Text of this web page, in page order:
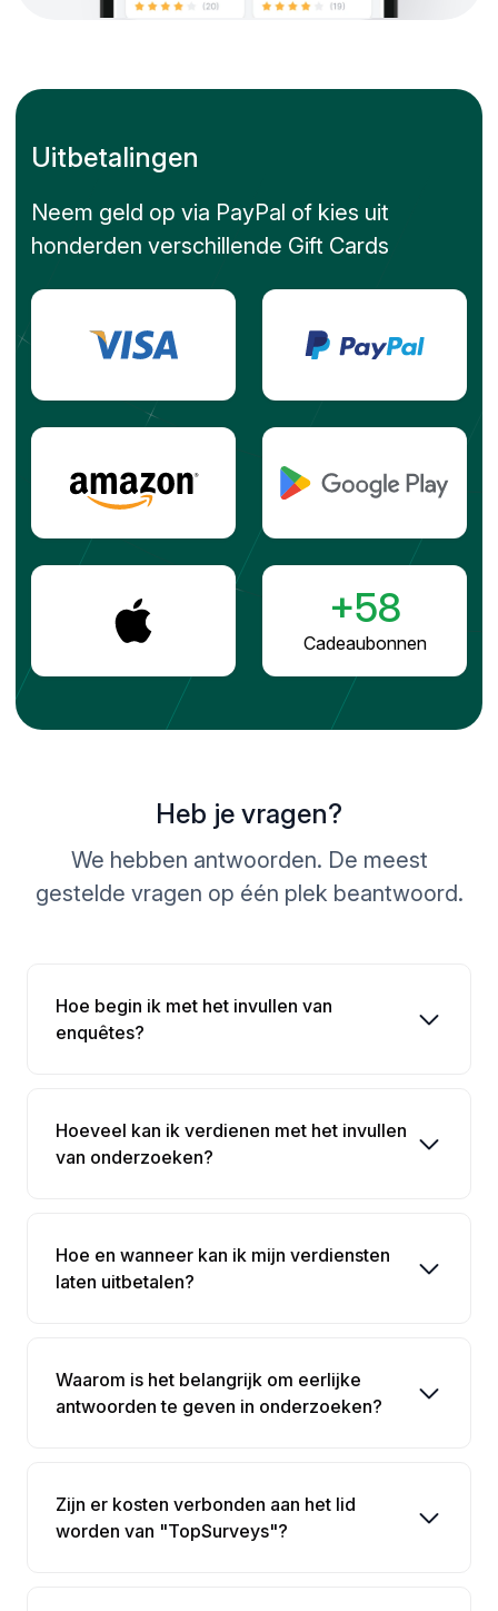
Uitbetalingen
Neem geld op via PayPal of kies uit
honderden verschillende Gift Cards
+58
Cadeaubonnen
Heb je vragen?
We hebben antwoorden. De meest
gestelde vragen op één plek beantwoord.
Hoe begin ik met het invullen van
enquêtes?
Hoeveel kan ik verdienen met het invullen
van onderzoeken?
Hoe en wanneer kan ik mijn verdiensten
laten uitbetalen?
Waarom is het belangrijk om eerlijke
antwoorden te geven in onderzoeken?
Zijn er kosten verbonden aan het lid
worden van "TopSurveys"?